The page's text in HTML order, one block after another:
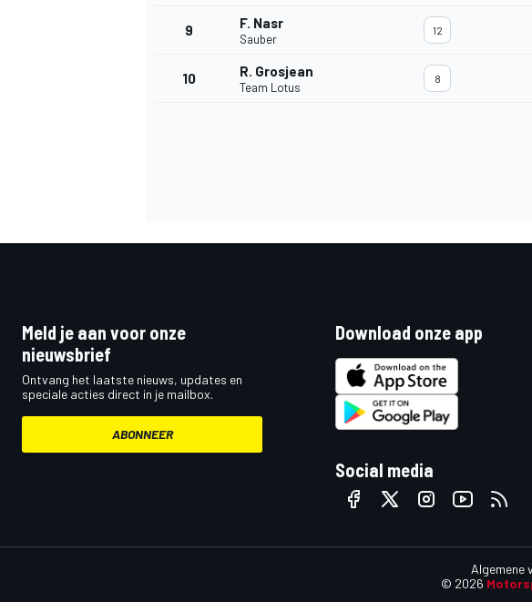
9 F. Nasr
Sauber
12
10 R. Grosjean
Team Lotus
8
Meld je aan voor onze
nieuwsbrief
Ontvang het laatste nieuws, updates en
speciale acties direct in je mailbox.
ABONNEER
Download onze app
Social media
© 2026
Algemene